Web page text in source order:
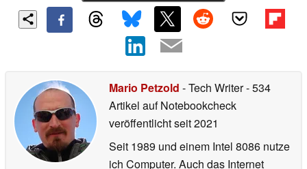
Mario Petzold - Tech Writer- 534
Artikel auf Notebookcheck
veröffentlichtseit 2021
Seit 1989 und einem Intel 8086 nutze
ich Computer. Auch das Internet